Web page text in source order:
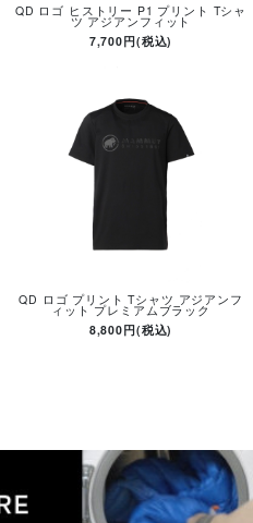
QD ロゴ ヒストリー P1 プリント Tシャ
ツ アジアンフィット
7,700円(税込)
QD ロゴ プリント Tシャツ アジアンフ
ィット プレミアムブラック
8,800円(税込)